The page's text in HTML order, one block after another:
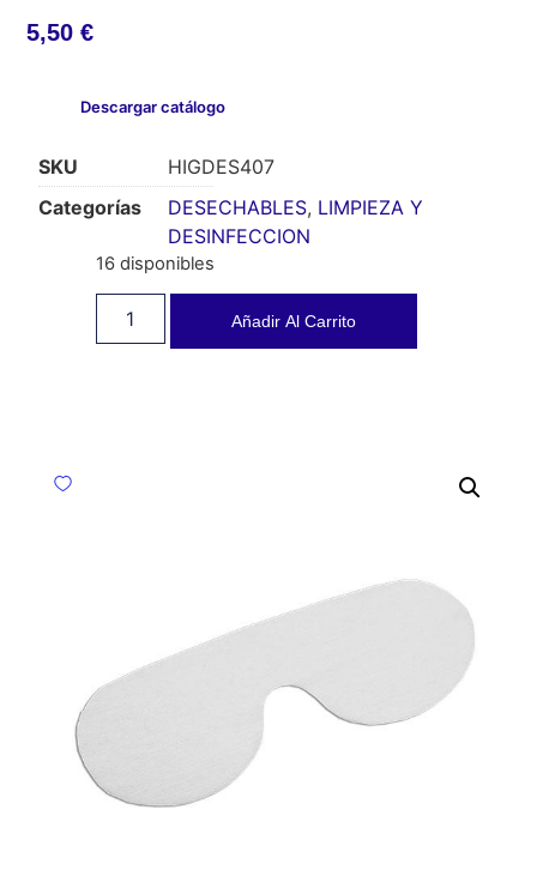
5,50€
Descargar catálogo
SKU
HIGDES407
Categorías
DESECHABLES, LIMPIEZA Y
DESINFECCION
16 disponibles
Añadir Al Carrito